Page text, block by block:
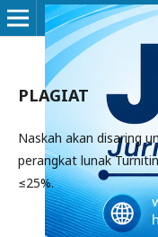
PLAGIAT
Naskah akan disaring
perangkat lunak
≤25%.